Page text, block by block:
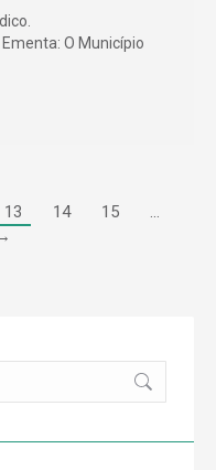
O Município
13 14 15
…